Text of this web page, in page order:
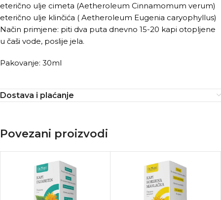
eterično ulje cimeta (Aetheroleum Cinnamomum verum)
eterično ulje klinčića ( Aetheroleum Eugenia caryophyllus)
Način primjene: piti dva puta dnevno 15-20 kapi otopljene
u čaši vode, poslije jela.
Pakovanje: 30ml
Dostava i plaćanje
Povezani proizvodi